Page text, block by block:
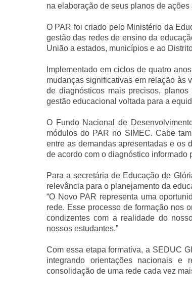
na elaboração de seus planos de ações
O PAR foi criado pelo Ministério da
gestão das redes de ensino da
União a estados, municípios e ao
Implementado em ciclos de quatro
mudanças significativas em relação às
de diagnósticos mais precisos,
gestão educacional voltada para a
O Fundo Nacional de
módulos do PAR no SIMEC. Cabe
entre as demandas apresentadas e os
de acordo com o diagnóstico informado
Para a secretária de Educação de
relevância para o planejamento da
“O Novo PAR representa uma
rede. Esse processo de formação nos
condizentes com a realidade do
nossos estudantes.”
Com essa etapa formativa, a SEDUC
integrando orientações nacionais
consolidação de uma rede cada vez